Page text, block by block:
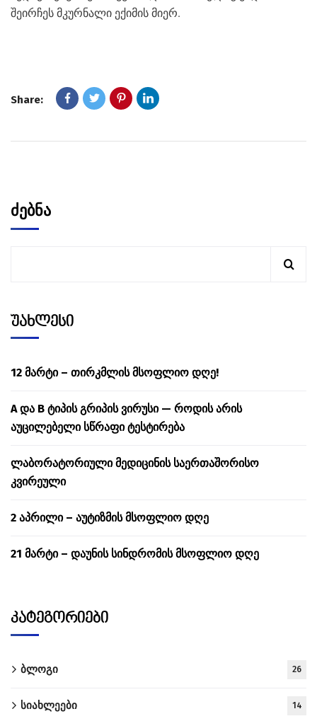
შეირჩეს მკურნალი ექიმის მიერ.
Share:
ძებნა
უახლესი
12 მარტი – თირკმლის მსოფლიო დღე!
A და B ტიპის გრიპის ვირუსი — როდის არის
აუცილებელი სწრაფი ტესტირება
ლაბორატორიული მედიცინის საერთაშორისო
კვირეული
2 აპრილი – აუტიზმის მსოფლიო დღე
21 მარტი – დაუნის სინდრომის მსოფლიო დღე
კატეგორიები
ბლოგი 26
სიახლეები 14